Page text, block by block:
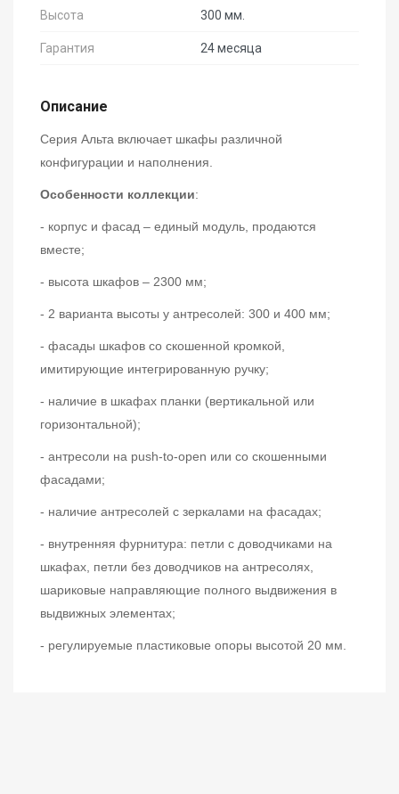
Высота 300 мм.
Гарантия 24 месяца
Описание
Серия Альта включает шкафы различной
конфигурации и наполнения.
Особенности коллекции:
- корпус и фасад – единый модуль, продаются
вместе;
- высота шкафов – 2300 мм;
- 2 варианта высоты у антресолей: 300 и 400 мм;
- фасады шкафов со скошенной кромкой,
имитирующие интегрированную ручку;
- наличие в шкафах планки (вертикальной или
горизонтальной);
- антресоли на push-to-open или со скошенными
фасадами;
- наличие антресолей с зеркалами на фасадах;
- внутренняя фурнитура: петли с доводчиками на
шкафах, петли без доводчиков на антресолях,
шариковые направляющие полного выдвижения в
выдвижных элементах;
- регулируемые пластиковые опоры высотой 20 мм.